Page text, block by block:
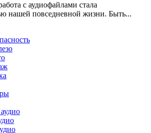
с аудиофайлами стала
нашей повседневной жизни. Быть...